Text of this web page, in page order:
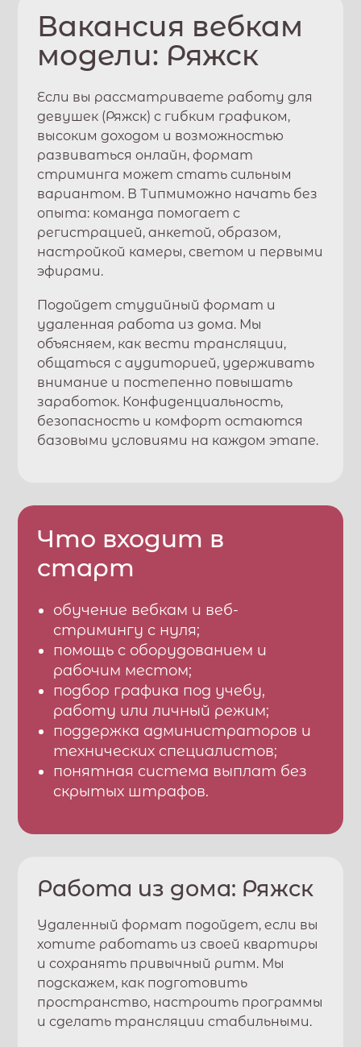
Вакансия вебкам
модели: Ряжск
Если вы рассматриваете работу для
девушек (Ряжск) с гибким графиком,
высоким доходом и возможностью
развиваться онлайн, формат
стриминга может стать сильным
вариантом. ВТипмиможно начать без
опыта: команда помогает с
регистрацией, анкетой, образом,
настройкой камеры, светом и первыми
эфирами.
Подойдет студийный формат и
удаленная работа из дома. Мы
объясняем, как вести трансляции,
общаться с аудиторией, удерживать
внимание и постепенно повышать
заработок. Конфиденциальность,
безопасность и комфорт остаются
базовыми условиями на каждом этапе.
Что входит в
старт
обучение вебкам и веб-
стримингу с нуля;
помощь с оборудованием и
рабочим местом;
подбор графика под учебу,
работу или личный режим;
поддержка администраторов и
технических специалистов;
понятная система выплат без
скрытых штрафов.
Работа из дома: Ряжск
Удаленный формат подойдет, если вы
хотите работать из своей квартиры
и сохранять привычный ритм. Мы
подскажем, как подготовить
пространство, настроить программы
и сделать трансляции стабильными.